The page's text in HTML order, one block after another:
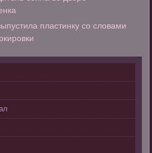
пластинку со словами